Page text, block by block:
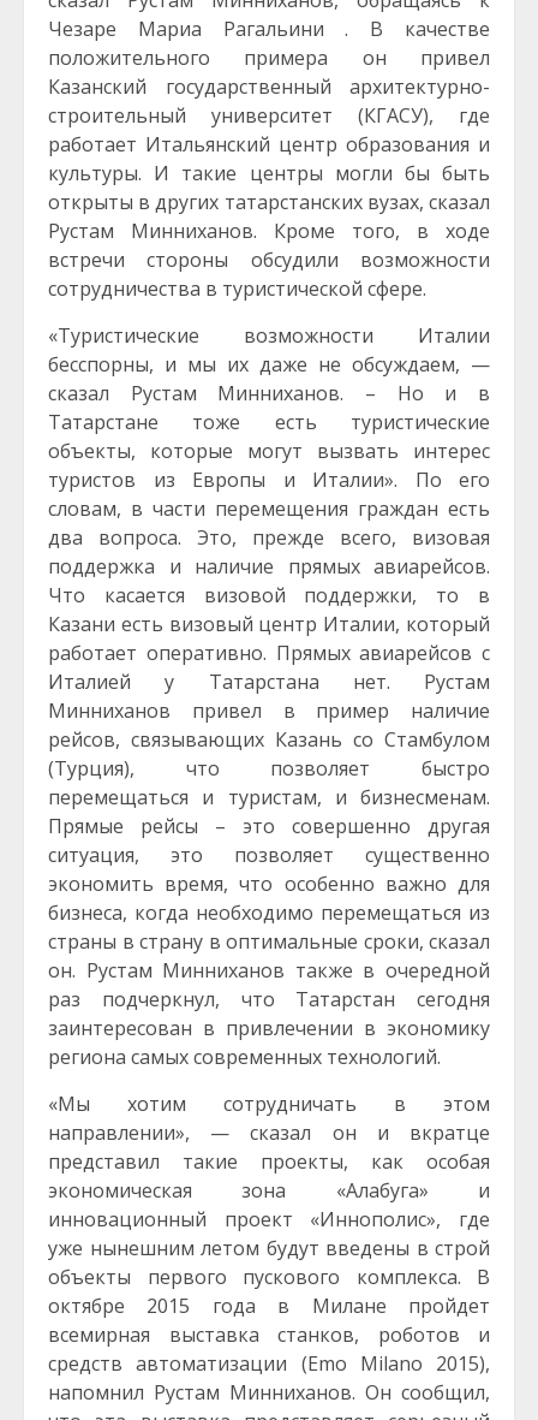
Чезаре Мариа Рагальини . В качестве
положительного примера он привел
Казанский государственный архитектурно-
строительный университет (КГАСУ), где
работает Итальянский центр образования и
культуры. И такие центры могли бы быть
открыты в других татарстанских вузах, сказал
Рустам Минниханов. Кроме того, в ходе
встречи стороны обсудили возможности
сотрудничества в туристической сфере.
«Туристические возможности Италии
бесспорны, и мы их даже не обсуждаем, —
сказал Рустам Минниханов. – Но и в
Татарстане тоже есть туристические
объекты, которые могут вызвать интерес
туристов из Европы и Италии». По его
словам, в части перемещения граждан есть
два вопроса. Это, прежде всего, визовая
поддержка и наличие прямых авиарейсов.
Что касается визовой поддержки, то в
Казани есть визовый центр Италии, который
работает оперативно. Прямых авиарейсов с
Италией у Татарстана нет. Рустам
Минниханов привел в пример наличие
рейсов, связывающих Казань со Стамбулом
(Турция), что позволяет быстро
перемещаться и туристам, и бизнесменам.
Прямые рейсы – это совершенно другая
ситуация, это позволяет существенно
экономить время, что особенно важно для
бизнеса, когда необходимо перемещаться из
страны в страну в оптимальные сроки, сказал
он. Рустам Минниханов также в очередной
раз подчеркнул, что Татарстан сегодня
заинтересован в привлечении в экономику
региона самых современных технологий.
«Мы хотим сотрудничать в этом
направлении», — сказал он и вкратце
представил такие проекты, как особая
экономическая зона «Алабуга» и
инновационный проект «Иннополис», где
уже нынешним летом будут введены в строй
объекты первого пускового комплекса. В
октябре 2015 года в Милане пройдет
всемирная выставка станков, роботов и
средств автоматизации (Emo Milano 2015),
напомнил Рустам Минниханов. Он сообщил,